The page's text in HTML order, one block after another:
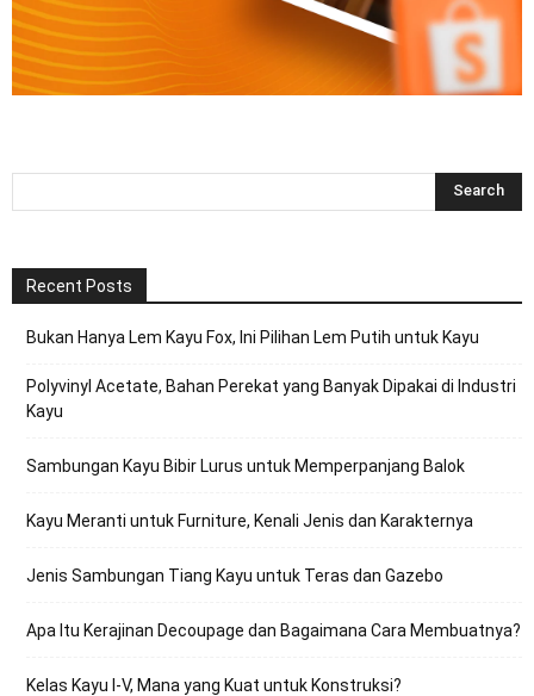
Recent Posts
Bukan Hanya Lem Kayu Fox, Ini Pilihan Lem Putih untuk Kayu
Polyvinyl Acetate, Bahan Perekat yang Banyak Dipakai di Industri
Kayu
Sambungan Kayu Bibir Lurus untuk Memperpanjang Balok
Kayu Meranti untuk Furniture, Kenali Jenis dan Karakternya
Jenis Sambungan Tiang Kayu untuk Teras dan Gazebo
Apa Itu Kerajinan Decoupage dan Bagaimana Cara Membuatnya?
Kelas Kayu I-V, Mana yang Kuat untuk Konstruksi?